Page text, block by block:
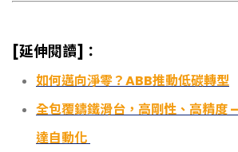
[延伸閱讀]：
如何邁向淨零？ABB推動低碳轉型
全包覆鑄鐵滑台，高剛性、高精度
達自動化